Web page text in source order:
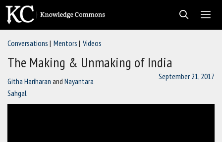
Skip
content
Conversations Mentors Videos
The Making & Unmaking of India
Githa Hariharan and Nayantara
Sahgal
September 21, 2017